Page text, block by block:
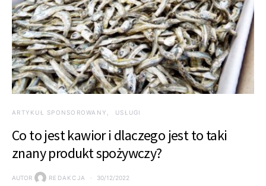
ARTYKUŁ SPONSOROWANY USŁUGI
Co to jest kawior i dlaczego jest to taki
znany produkt spożywczy?
AUTOR REDAKCJA 30/12/2022